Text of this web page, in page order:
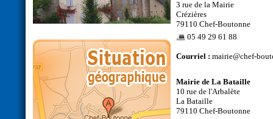
3 rue de la Mairie
Crézières
79110 Chef-Boutonne
05 49 29 61 88
Courriel : mairie@chef-
Mairie de La Bataille
10 rue de l'Arbalète
La Bataille
79110 Chef-Boutonne